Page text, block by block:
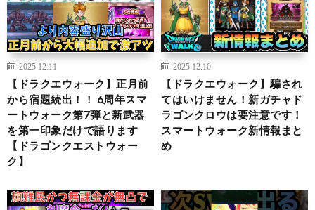
2025.12.11
【ドラクエウォーク】正月前
から宿題続出！！ 6周年スマ
ートウォーク第7弾と新武器
を第一印象だけで語ります
【ドラゴンクエストウォー
ク】
2025.12.10
【ドラクエウォーク】騙され
てはいけません！新ガチャド
ラゴンクロウは要注意です！
スマートウォーク新情報まと
め